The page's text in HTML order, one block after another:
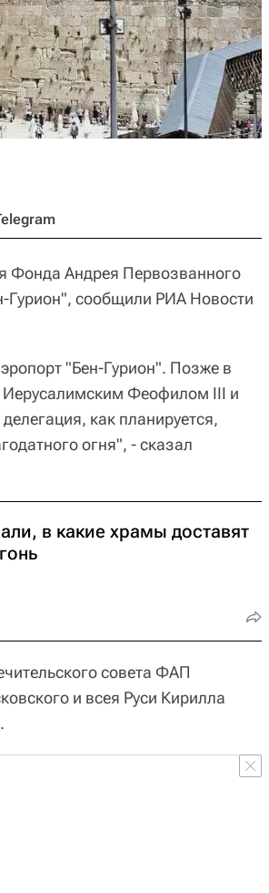
Фонда Андрея Первозванного
Гурион", сообщили РИА Новости
"Бен-Гурион". Позже в
Иерусалимским Феофилом III и
как планируется,
огня", - сказал
в какие храмы доставят
совета ФАП
и всея Руси Кирилла